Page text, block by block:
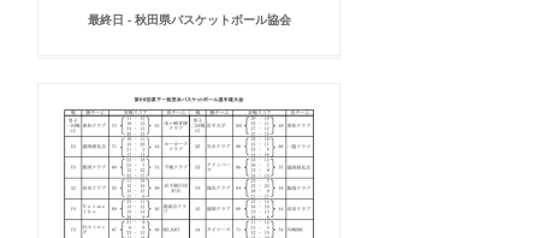
最終日 - 秋田県バスケットボール協会